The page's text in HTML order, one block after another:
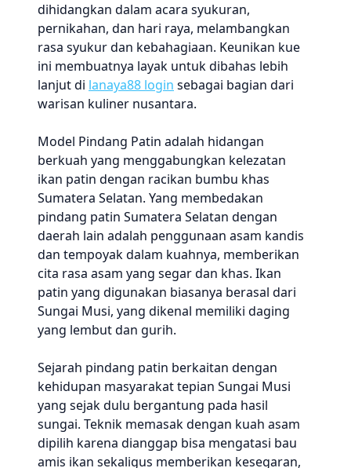
dihidangkan dalam acara syukuran,
pernikahan, dan hari raya, melambangkan
rasa syukur dan kebahagiaan. Keunikan kue
ini membuatnya layak untuk dibahas lebih
lanjut di lanaya88 login sebagai bagian dari
warisan kuliner nusantara.
Model Pindang Patin adalah hidangan
berkuah yang menggabungkan kelezatan
ikan patin dengan racikan bumbu khas
Sumatera Selatan. Yang membedakan
pindang patin Sumatera Selatan dengan
daerah lain adalah penggunaan asam kandis
dan tempoyak dalam kuahnya, memberikan
cita rasa asam yang segar dan khas. Ikan
patin yang digunakan biasanya berasal dari
Sungai Musi, yang dikenal memiliki daging
yang lembut dan gurih.
Sejarah pindang patin berkaitan dengan
kehidupan masyarakat tepian Sungai Musi
yang sejak dulu bergantung pada hasil
sungai. Teknik memasak dengan kuah asam
dipilih karena dianggap bisa mengatasi bau
amis ikan sekaligus memberikan kesegaran,